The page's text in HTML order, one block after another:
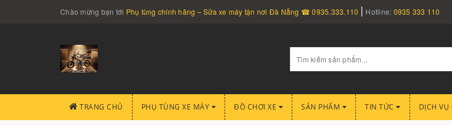
Chào mừng bạn tới Phụ tùng chính hãng – Sửa xe máy tận nơi Đà Nẵng ☎ 0935.333.110 Hotline: 0935 333 110
TRANG CHỦ PHỤ TÙNG XE MÁY ĐỒ CHƠI XE SẢN PHẨM TIN TỨC DỊCH VỤ